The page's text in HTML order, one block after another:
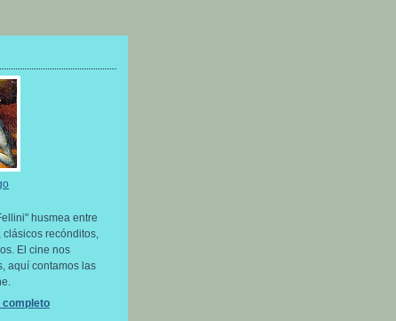
husmea entre
clásicos recónditos,
El cine nos
aquí contamos las
completo